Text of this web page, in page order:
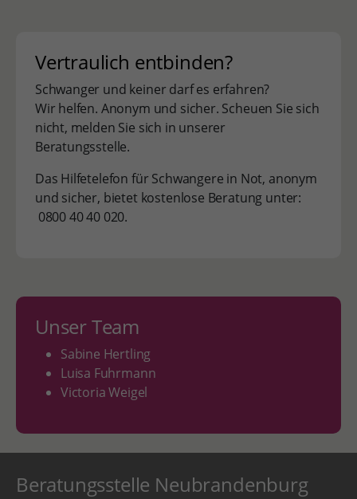
Vertraulich entbinden?
Schwanger und keiner darf es erfahren?
Wir helfen. Anonym und sicher. Scheuen Sie sich
nicht, melden Sie sich in unserer
Beratungsstelle.
Das Hilfetelefon für Schwangere in Not, anonym
und sicher, bietet kostenlose Beratung unter:
0800 40 40 020.
Unser Team
Sabine Hertling
Luisa Fuhrmann
Victoria Weigel
Beratungsstelle Neubrandenburg